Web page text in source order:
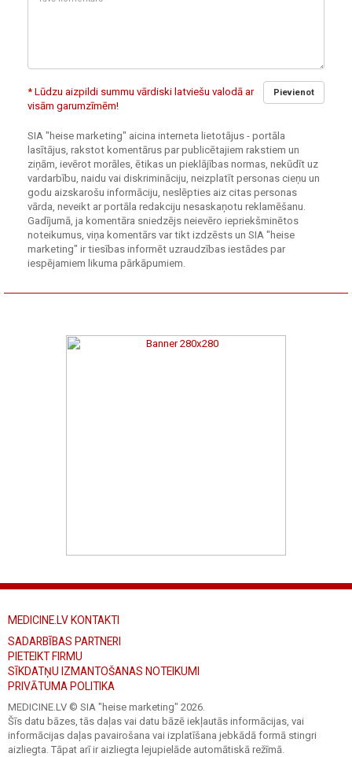
Pievienot
* Lūdzu aizpildi summu vārdiski latviešu valodā ar
visām garumzīmēm!
SIA "heise marketing" aicina interneta lietotājus - portāla
lasītājus, rakstot komentārus par publicētajiem rakstiem un
ziņām, ievērot morāles, ētikas un pieklājības normas, nekūdīt uz
vardarbību, naidu vai diskrimināciju, neizplatīt personas cieņu un
godu aizskarošu informāciju, neslēpties aiz citas personas
vārda, neveikt ar portāla redakciju nesaskaņotu reklamēšanu.
Gadījumā, ja komentāra sniedzējs neievēro iepriekšminētos
noteikumus, viņa komentārs var tikt izdzēsts un SIA "heise
marketing" ir tiesības informēt uzraudzības iestādes par
iespējamiem likuma pārkāpumiem.
MEDICINE.LV KONTAKTI
SADARBĪBAS PARTNERI
PIETEIKT FIRMU
SĪKDATŅU IZMANTOŠANAS NOTEIKUMI
PRIVĀTUMA POLITIKA
MEDICINE.LV © SIA "heise marketing" 2026.
Šīs datu bāzes, tās daļas vai datu bāzē iekļautās informācijas, vai
informācijas daļas pavairošana vai izplatīšana jebkādā formā stingri
aizliegta. Tāpat arī ir aizliegta lejupielāde automātiskā režīmā.